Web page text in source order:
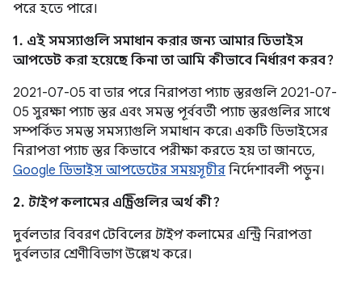
পরে হতে পারে।
1. এই সমস্যাগুলি সমাধান করার জন্য আমার ডিভাইস
আপডেট করা হয়েছে কিনা তা আমি কীভাবে নির্ধারণ করব?
2021-07-05 বা তার পরে নিরাপত্তা প্যাচ স্তরগুলি 2021-07-
05 সুরক্ষা প্যাচ স্তর এবং সমস্ত পূর্ববর্তী প্যাচ স্তরগুলির সাথে
সম্পর্কিত সমস্ত সমস্যাগুলি সমাধান করে৷ একটি ডিভাইসের
নিরাপত্তা প্যাচ স্তর কিভাবে পরীক্ষা করতে হয় তা জানতে,
Google ডিভাইস আপডেটের সময়সূচীর নির্দেশাবলী পড়ুন।
2. টাইপকলামের এন্ট্রিগুলির অর্থ কী?
দুর্বলতার বিবরণ টেবিলের টাইপকলামের এন্ট্রি নিরাপত্তা
দুর্বলতার শ্রেণীবিভাগ উল্লেখ করে।